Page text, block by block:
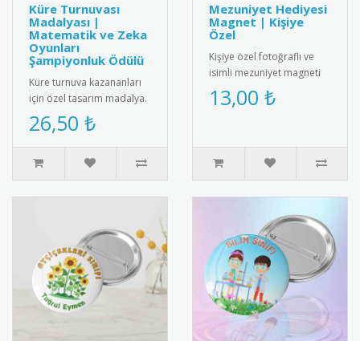
Küre Turnuvası
Madalyası |
Matematik ve Zeka
Oyunları
Şampiyonluk Ödülü
Küre turnuva kazananları
için özel tasarım madalya.
Matematiksel zeka ve
strateji becerilerini ödüll..
26,50 ₺
Mezuniyet Hediyesi
Magnet | Kişiye
Özel
Kişiye özel fotoğraflı ve
isimli mezuniyet magneti
ile mezuniyet anını anlamlı
bir hediyeyle ölümsüz..
13,00 ₺